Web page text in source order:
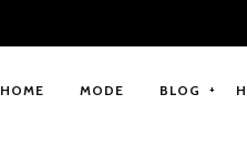
HOME MODE BLOG